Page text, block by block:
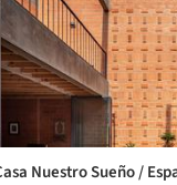
Nuestro Sueño /